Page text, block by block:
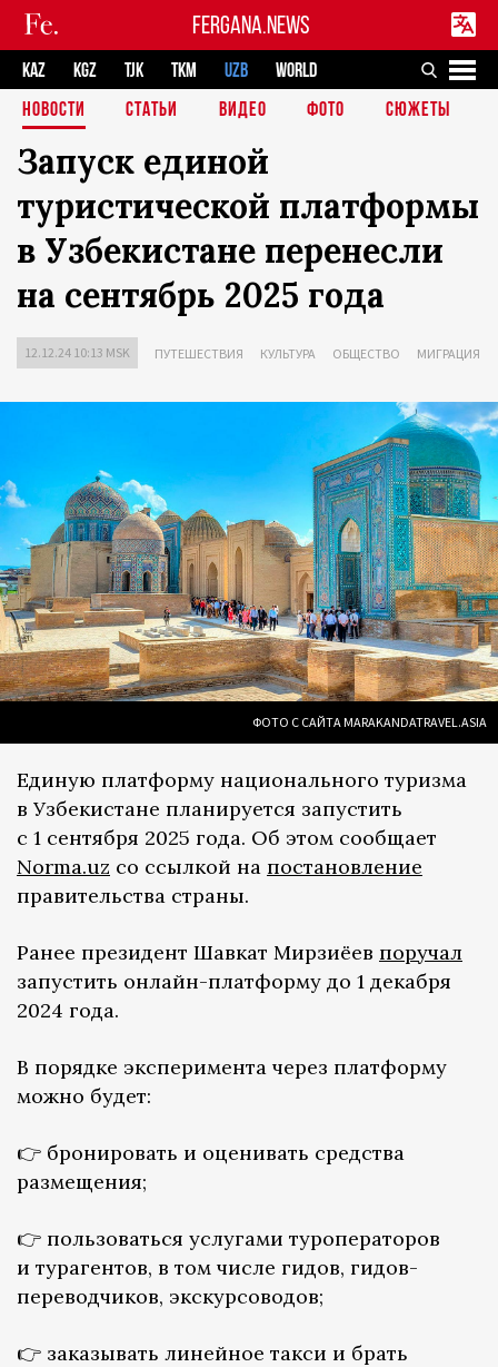
FERGANA.NEWS
KAZ KGZ TJK TKM UZB
WORLD
НОВОСТИ
СТАТЬИ ВИДЕО ФОТО СЮЖЕТЫ
Запуск единой
туристической платформы
в Узбекистане перенесли
на сентябрь 2025 года
12.12.24 10:13 MSK ПУТЕШЕСТВИЯ КУЛЬТУРА ОБЩЕСТВО МИГРАЦИЯ
ФОТО С САЙТА MARAKANDATRAVEL.ASIA
Единую платформу национального туризма
в Узбекистане планируется запустить
с 1 сентября 2025 года. Об этом сообщает
Norma.uz со ссылкой на постановление
правительства страны.
Ранее президент Шавкат Мирзиёев поручал
запустить онлайн-платформу до 1 декабря
2024 года.
В порядке эксперимента через платформу
можно будет:
👉 бронировать и оценивать средства
размещения;
👉 пользоваться услугами туроператоров
и турагентов, в том числе гидов, гидов-
переводчиков, экскурсоводов;
👉 заказывать линейное такси и брать